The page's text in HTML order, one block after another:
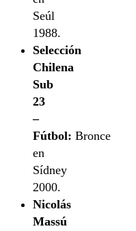
Seúl
1988.
Selección
Chilena
Sub
23
–
Fútbol: Bronce
en
Sídney
2000.
Nicolás
Massú